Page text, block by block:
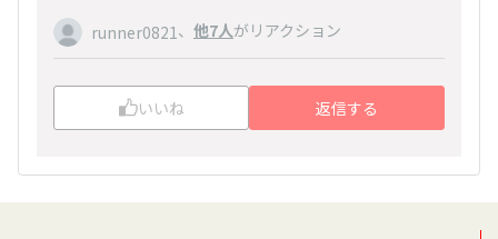
runner0821 、 他7人がリアクション
いいね 返信する